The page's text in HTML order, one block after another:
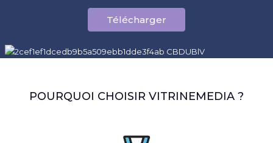
Télécharger
POURQUOI CHOISIR VITRINEMEDIA ?